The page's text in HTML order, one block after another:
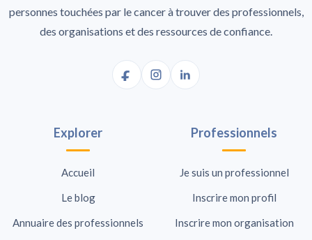
personnes touchées par le cancer à trouver des professionnels,
des organisations et des ressources de confiance.
Explorer
Accueil
Le blog
Annuaire des professionnels
Professionnels
Je suis un professionnel
Inscrire mon profil
Inscrire mon organisation